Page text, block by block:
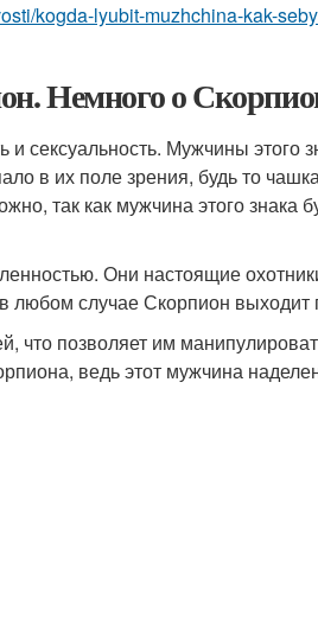
kogda-lyubit-muzhchina-kak-
Немного о
и сексуальность. Мужчины этого
в их поле зрения, будь то
так как мужчина этого знака
Они настоящие
любом случае Скорпион выходит
что позволяет им
ведь этот мужчина